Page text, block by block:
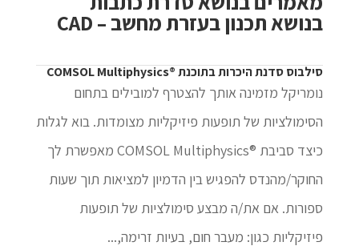
בנושא תכנון בעזרת מחשב – CAD
סילבוס סדנת היכרות בתוכנת ®COMSOL Multiphysics
נומריקל מזמינה אותך להצטרף למובילים בתחום
הסימולציות של תופעות פיזיקליות מצומדות. בוא לגלות
כיצד סביבת ®COMSOL Multiphysics מאפשרת לך
החוקר/מהנדס להפגיש בין הדמיון למציאות תוך שעות
ספורות. אם את/ה מבצע סימולציות של תופעות
פיזיקליות כגון: מעבר חום, בעיות זרימה,...